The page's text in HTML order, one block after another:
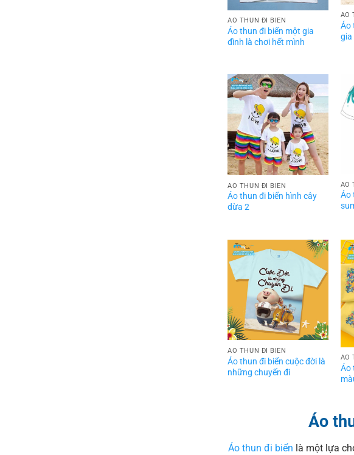
ÁO THUN ĐI BIỂN
Áo thun đi biển một gia
đình là chơi hết mình
ÁO
Áo
gia
ÁO THUN ĐI BIỂN
Áo thun đi biển hình cây
dừa 2
ÁO
Áo
ÁO THUN ĐI BIỂN
Áo thun đi biển cuộc đời là
những chuyến đi
ÁO
Áo
Áo
Áo thun đi biển là một lựa